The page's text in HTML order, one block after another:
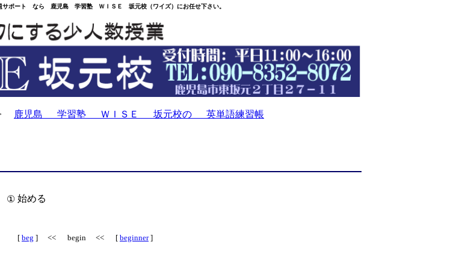
ポート なら 鹿児島 学習塾 ＷＩＳＥ 坂元校（ワイズ）にお任せ下さい。
鹿児島 学習塾 ＷＩＳＥ 坂元校の 英単語練習帳
① 始める
[ beg ] << begin << [ beginner]